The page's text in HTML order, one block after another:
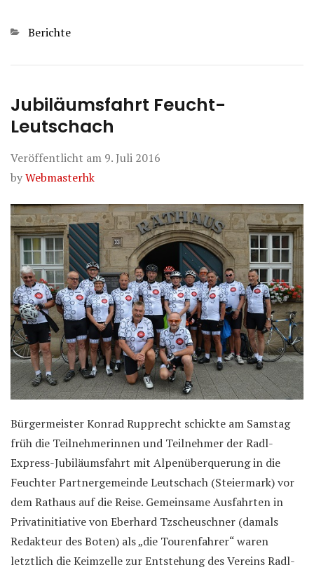
Kategorien
Berichte
Jubiläumsfahrt Feucht-
Leutschach
Veröffentlicht am 9. Juli 2016
byWebmasterhk
Bürgermeister Konrad Rupprecht schickte am Samstag
früh die Teilnehmerinnen und Teilnehmer der Radl-
Express-Jubiläumsfahrt mit Alpenüberquerung in die
Feuchter Partnergemeinde Leutschach (Steiermark) vor
dem Rathaus auf die Reise. Gemeinsame Ausfahrten in
Privatinitiative von Eberhard Tzscheuschner (damals
Redakteur des Boten) als „die Tourenfahrer“ waren
letztlich die Keimzelle zur Entstehung des Vereins Radl-